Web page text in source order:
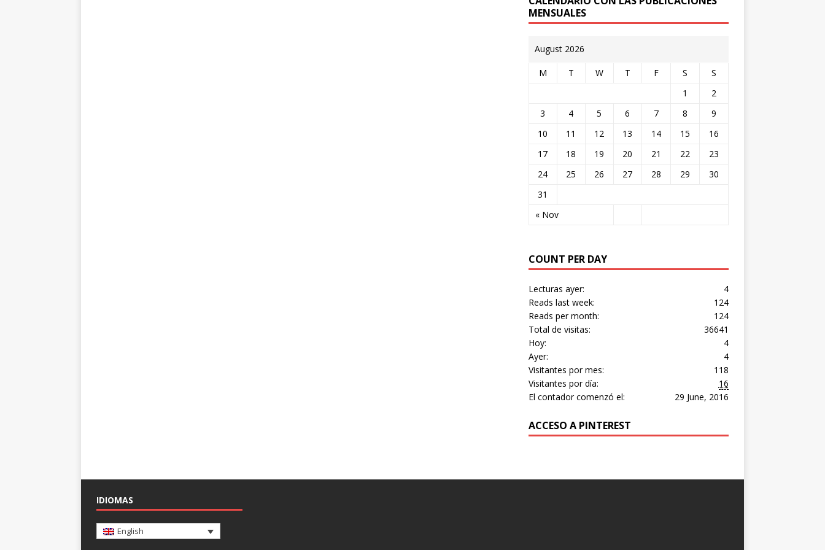
MENSUALES
August 2026
M T W T F S S
« Nov
1
2
3
4 5 6 7 8
9
10
11 12 13 14 15
16
17
18 19 20 21 22
23
24
25 26 27 28 29
30
31
COUNT PER DAY
4
Lecturas ayer:
124
Reads last week:
124
Reads per month:
36641
Total de visitas:
4
Hoy:
4
Ayer:
118
Visitantes por mes:
16
Visitantes por día:
29 June, 2016
El contador comenzó el:
ACCESO A PINTEREST
IDIOMAS
English